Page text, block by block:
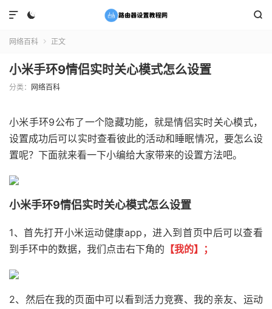
 

网络百科  正文
小米手环9情侣实时关心模式怎么设置
分类： 网络百科
小米手环9公布了一个隐藏功能，就是情侣实时关心模式，
设置成功后可以实时查看彼此的活动和睡眠情况，要怎么设
置呢？下面就来看一下小编给大家带来的设置方法吧。
小米手环9情侣实时关心模式怎么设置
1、首先打开小米运动健康app，进入到首页中后可以查看
到手环中的数据，我们点击右下角的 【我的】；
2、然后在我的页面中可以看到活力竞赛、我的亲友、运动